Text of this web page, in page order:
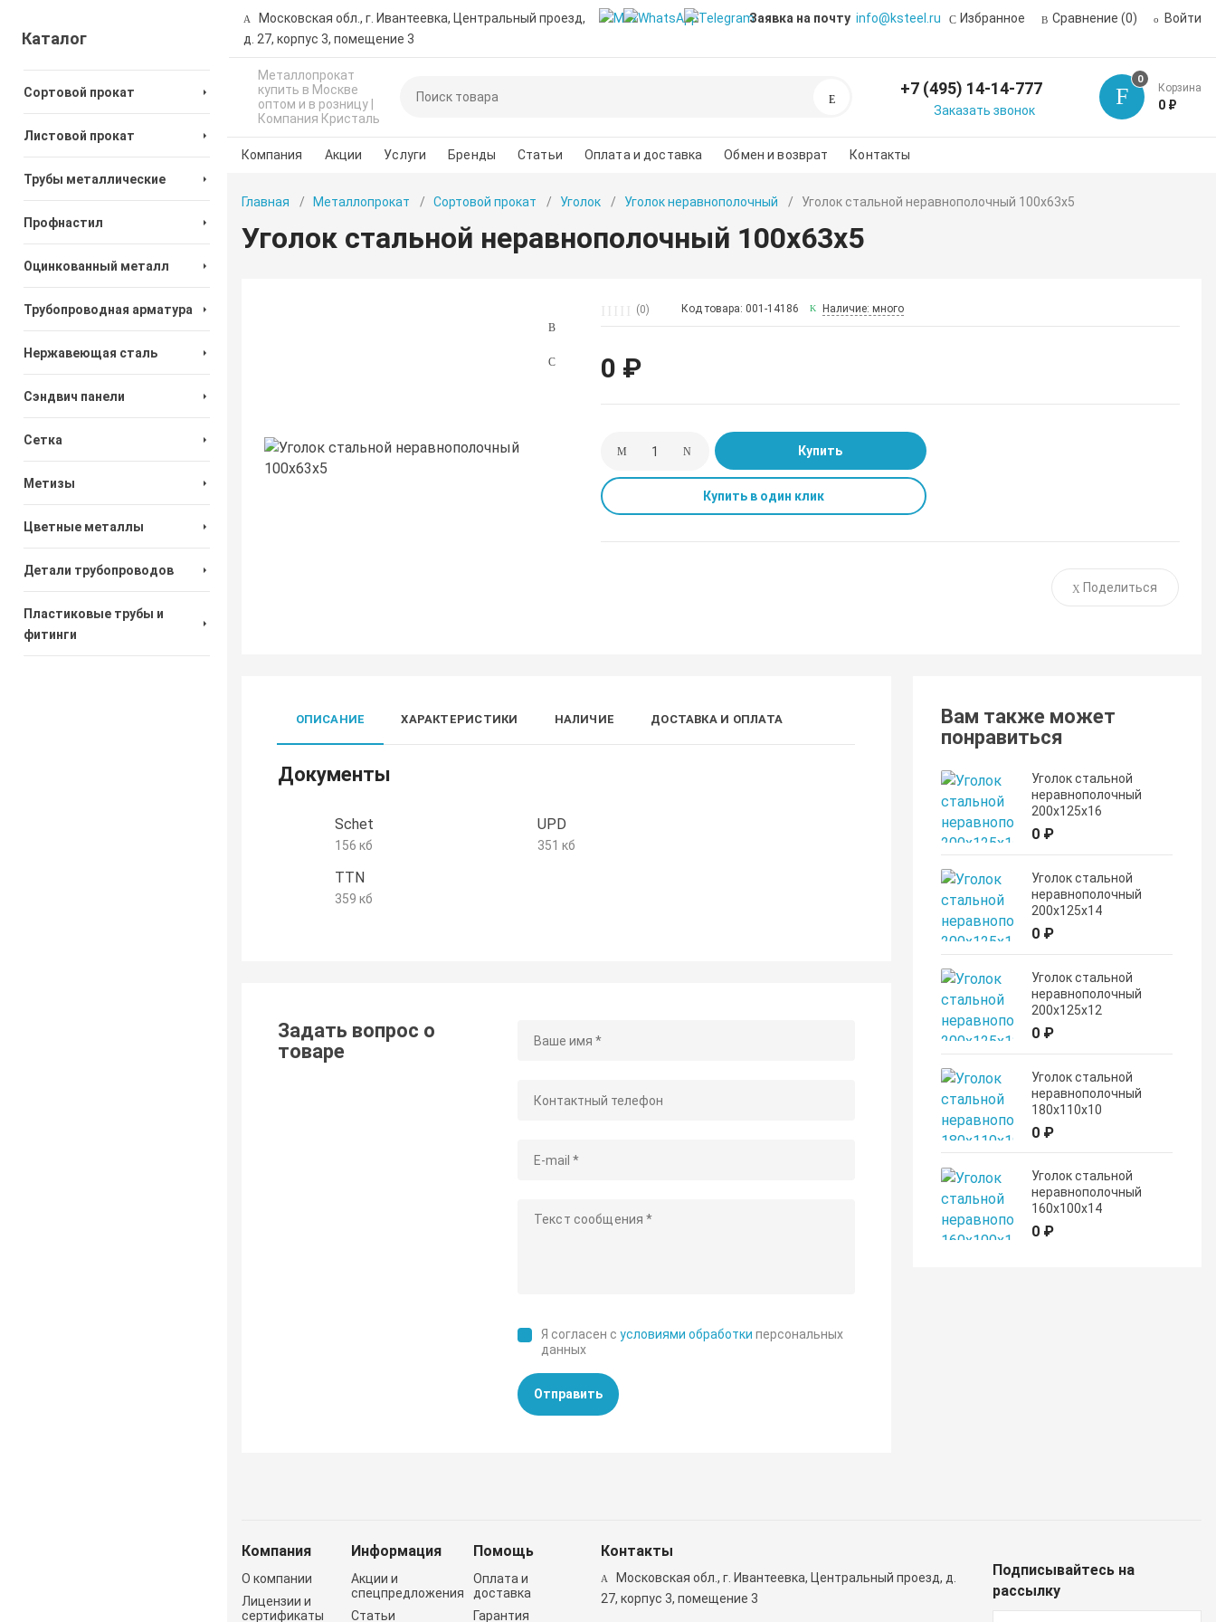
Московская обл., г. Ивантеевка, Центральный проезд,
д. 27, корпус 3, помещение 3
Заявка на почту info@ksteel.ru Избранное Сравнение (0) Войти
Металлопрокат
купить в Москве
оптом и в розницу |
Компания Кристаль
Поиск +7 (495) 14-14-777
Заказать звонок
0
Корзина
0 ₽
Компания Акции Услуги Бренды Статьи Оплата и доставка Обмен и возврат Контакты
Каталог
Сортовой прокат
Листовой прокат
Трубы металлические
Профнастил
Оцинкованный металл
Трубопроводная арматура
Нержавеющая сталь
Сэндвич панели
Сетка
Метизы
Цветные металлы
Детали трубопроводов
Пластиковые трубы и
фитинги
Главная Металлопрокат Сортовой прокат Уголок Уголок неравнополочный Уголок стальной неравнополочный 100х63х5
Уголок стальной неравнополочный 100х63х5
(0) Код товара: 001-14186 Наличие: много
0 ₽
Купить
Купить в один клик
Поделиться
ОПИСАНИЕ ХАРАКТЕРИСТИКИ НАЛИЧИЕ ДОСТАВКА И ОПЛАТА
Документы
Schet
156 кб
UPD
351 кб
TTN
359 кб
Задать вопрос о
товаре
Я согласен сусловиями обработки персональных
данных
Отправить
Вам также может
понравиться
Уголок стальной
неравнополочный
200х125х16
0 ₽
Уголок стальной
неравнополочный
200х125х14
0 ₽
Уголок стальной
неравнополочный
200х125х12
0 ₽
Уголок стальной
неравнополочный
180х110х10
0 ₽
Уголок стальной
неравнополочный
160х100х14
0 ₽
Компания
О компании
Лицензии и
сертификаты
Информация
Акции и
спецпредложения
Статьи
Помощь
Оплата и
доставка
Гарантия
Контакты
Московская обл., г. Ивантеевка, Центральный проезд, д.
27, корпус 3, помещение 3
Подписывайтесь на
рассылку